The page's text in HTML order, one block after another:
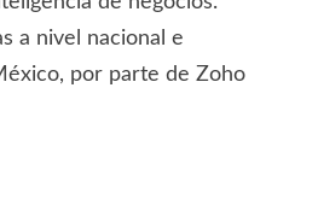
a nivel nacional e
por parte de Zoho